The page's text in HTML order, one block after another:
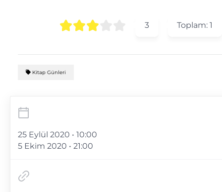
3 Toplam: 1
Kitap Günleri
25 Eylül 2020 • 10:00
5 Ekim 2020 • 21:00